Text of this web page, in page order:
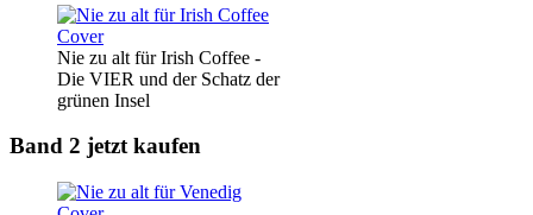
Nie zu alt für Irish Coffee -
Die VIER und der Schatz der
grünen Insel
Band 2 jetzt kaufen